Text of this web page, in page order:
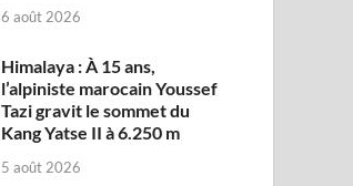
6 août 2026
Himalaya : À 15 ans,
l’alpiniste marocain Youssef
Tazi gravit le sommet du
Kang Yatse II à 6.250 m
5 août 2026